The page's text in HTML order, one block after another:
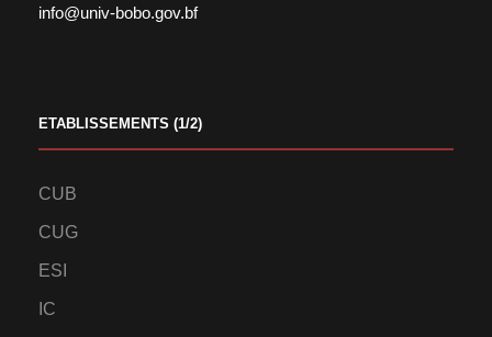
info@univ-bobo.gov.bf
ETABLISSEMENTS (1/2)
CUB
CUG
ESI
IC